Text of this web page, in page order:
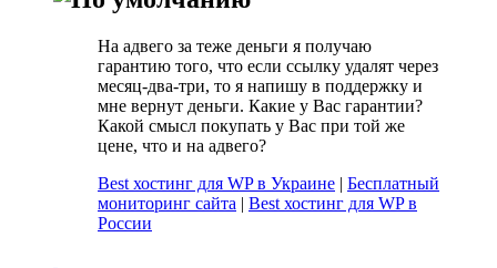
На адвего за теже деньги я получаю
гарантию того, что если ссылку удалят через
месяц-два-три, то я напишу в поддержку и
мне вернут деньги. Какие у Вас гарантии?
Какой смысл покупать у Вас при той же
цене, что и на адвего?
Best хостинг для WP в Украине | Бесплатный
мониторинг сайта | Best хостинг для WP в
России